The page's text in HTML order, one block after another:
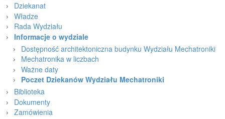
Dziekanat
Władze
Rada Wydziału
Informacje o wydziale
Dostępność architektoniczna budynku Wydziału Mechatroniki
Mechatronika w liczbach
Ważne daty
Poczet Dziekanów Wydziału Mechatroniki
Biblioteka
Dokumenty
Zamówienia